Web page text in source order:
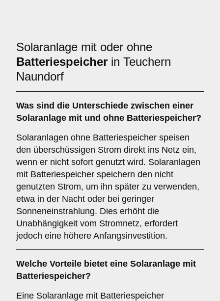
Solaranlage mit oder ohne
Batteriespeicher in Teuchern
Naundorf
Was sind die Unterschiede zwischen einer
Solaranlage mit und ohne Batteriespeicher?
Solaranlagen ohne Batteriespeicher speisen
den überschüssigen Strom direkt ins Netz ein,
wenn er nicht sofort genutzt wird. Solaranlagen
mit Batteriespeicher speichern den nicht
genutzten Strom, um ihn später zu verwenden,
etwa in der Nacht oder bei geringer
Sonneneinstrahlung. Dies erhöht die
Unabhängigkeit vom Stromnetz, erfordert
jedoch eine höhere Anfangsinvestition.
Welche Vorteile bietet eine Solaranlage mit
Batteriespeicher?
Eine Solaranlage mit Batteriespeicher